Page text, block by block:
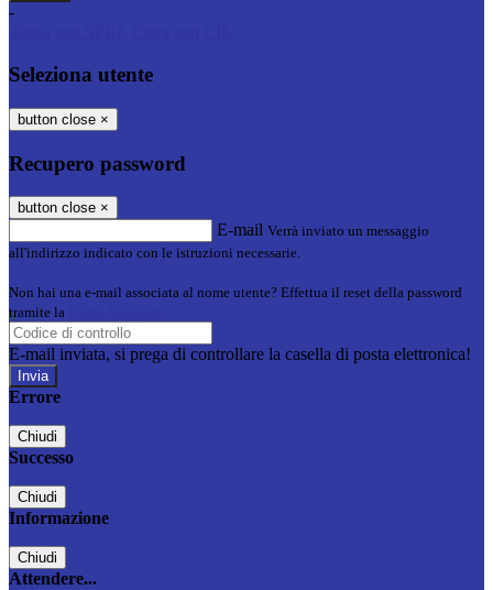
-
Seleziona utente
button close ×
Recupero password
button close ×
E-mail Verrà inviato un messaggio
all'indirizzo indicato con le istruzioni necessarie.
Non hai una e-mail associata al nome utente? Effettua il reset della password
tramite la
E-mail inviata, si prega di controllare la casella di posta elettronica!
Errore
Chiudi
Successo
Chiudi
Informazione
Chiudi
Attendere...